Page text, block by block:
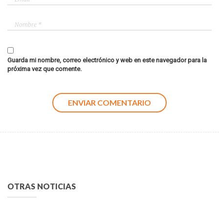
Guarda mi nombre, correo electrónico y web en este navegador para la
próxima vez que comente.
OTRAS NOTICIAS